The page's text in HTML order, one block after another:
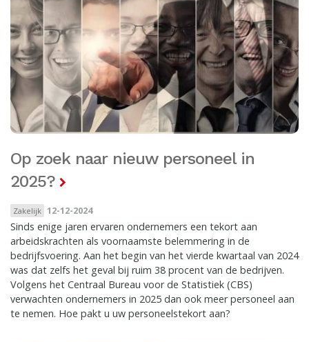
Op zoek naar nieuw personeel in
2025?
Zakelijk 12-12-2024
Sinds enige jaren ervaren ondernemers een tekort aan
arbeidskrachten als voornaamste belemmering in de
bedrijfsvoering. Aan het begin van het vierde kwartaal van 2024
was dat zelfs het geval bij ruim 38 procent van de bedrijven.
Volgens het Centraal Bureau voor de Statistiek (CBS)
verwachten ondernemers in 2025 dan ook meer personeel aan
te nemen. Hoe pakt u uw personeelstekort aan?